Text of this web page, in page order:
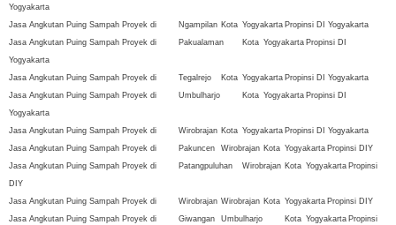
Yogyakarta
Jasa Angkutan Puing Sampah Proyek di
Ngampilan Kota Yogyakarta Propinsi DI Yogyakarta
Jasa Angkutan Puing Sampah Proyek di
Pakualaman Kota Yogyakarta Propinsi DI
Yogyakarta
Jasa Angkutan Puing Sampah Proyek di
Tegalrejo Kota Yogyakarta Propinsi DI Yogyakarta
Jasa Angkutan Puing Sampah Proyek di
Umbulharjo Kota Yogyakarta Propinsi DI
Yogyakarta
Jasa Angkutan Puing Sampah Proyek di
Wirobrajan Kota Yogyakarta Propinsi DI Yogyakarta
Jasa Angkutan Puing Sampah Proyek di
Pakuncen Wirobrajan Kota Yogyakarta Propinsi DIY
Jasa Angkutan Puing Sampah Proyek di
Patangpuluhan Wirobrajan Kota Yogyakarta Propinsi
DIY
Jasa Angkutan Puing Sampah Proyek di
Wirobrajan Wirobrajan Kota Yogyakarta Propinsi DIY
Jasa Angkutan Puing Sampah Proyek di
Giwangan Umbulharjo Kota Yogyakarta Propinsi